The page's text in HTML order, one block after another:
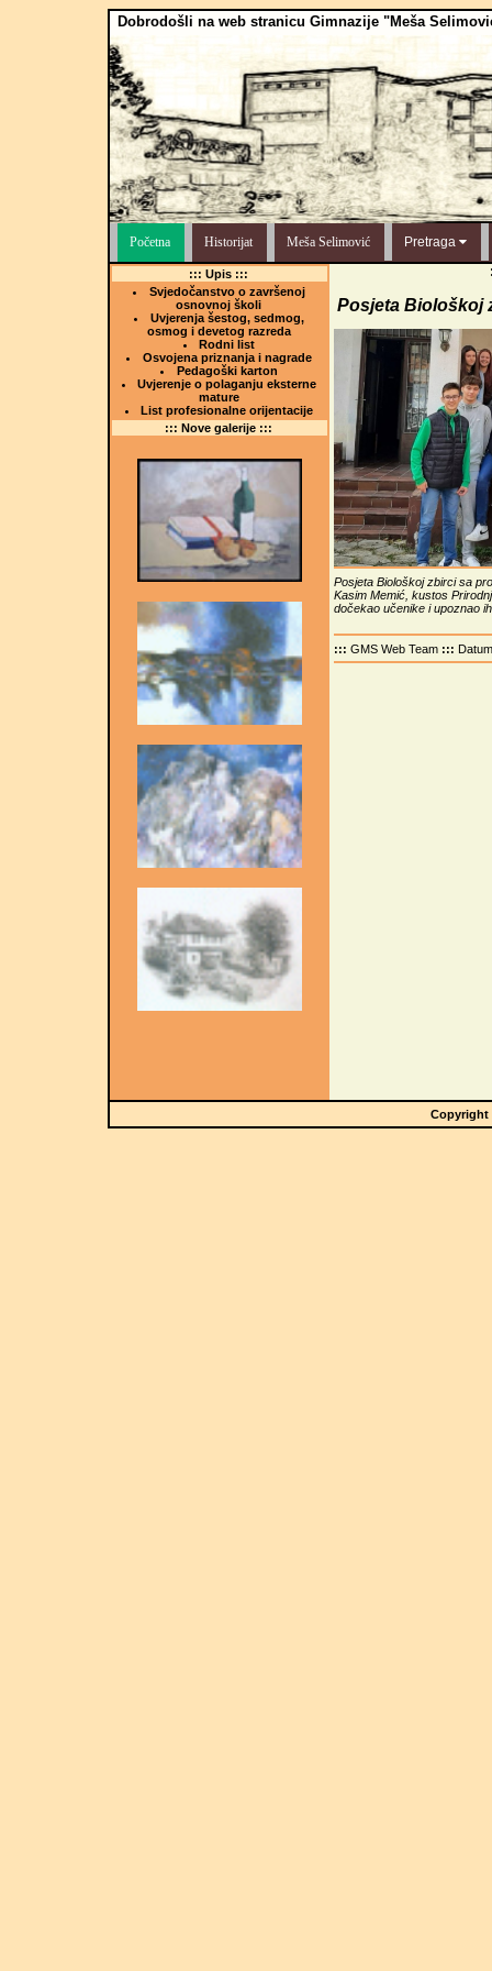
Dobrodošli na web stranicu Gimnazije "Meša
Početna Historijat Meša Selimović Pretraga
::: Upis :::
Svjedočanstvo o završenoj
osnovnoj školi
Uvjerenja šestog, sedmog,
osmog i devetog razreda
Rodni list
Osvojena priznanja i nagrade
Pedagoški karton
Uvjerenje o polaganju eksterne
mature
List profesionalne orijentacije
::: Nove galerije :::
Posjeta Biološkoj
Posjeta Biološkoj zbirci sa
Kasim Memić, kustos
dočekao učenike i upoznao
::: GMS Web Team :::
Copyright